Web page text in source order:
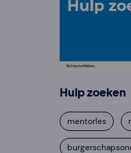
Hulp zoeken
mentorles